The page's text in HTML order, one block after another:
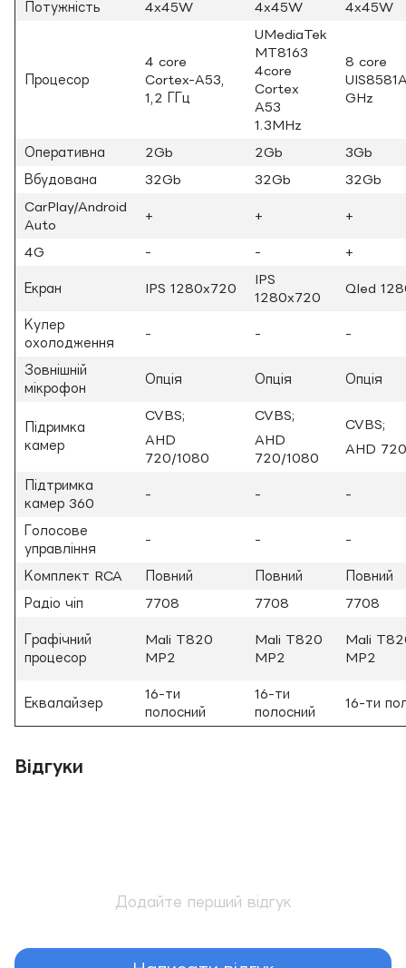
Потужність 4x45W 4x45W 4x45W
Процесор
4 core
Cortex-A53,
1,2 ГГц
UMediaTek
MT8163
4core
Cortex
A53
1.3MHz
8 core
GHz
Оперативна 2Gb 2Gb
3Gb
Вбудована
32Gb 32Gb
32Gb
CarPlay/Android
Auto
+ + +
4G - - +
Екран IPS 1280x720
IPS
1280x720
Qled
Кулер
охолодження
- - -
Зовнішній
мікрофон
Опція Опція Опція
Підримка
камер
CVBS;
AHD
720/1080
CVBS;
AHD
720/1080
CVBS;
AHD
Підтримка
камер 360
- - -
Голосове
управління
- - -
Комплект RCA Повний Повний
Повний
Радіо чіп
7708 7708 7708
Графічний
процесор
Mali T820
MP2
Mali T820
MP2
Mali
MP2
Еквалайзер
16-ти
полосний
16-ти
полосний
16-ти
Відгуки
Додайте перший відгук